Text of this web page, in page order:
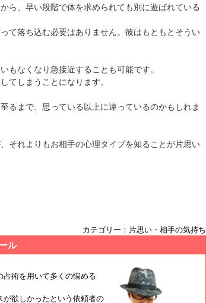
ら、早い段階で体を求められても別に遊ばれている
て落ち込む必要はありません。彼はもともとそうい
もなくなり急接近することも可能です。
てしまうことになります。
るまで、思っている以上に違っているのかもしれま
それよりもお相手の心理タイプを知ることが片思い
カテゴリー：片思い・相手の気持ち
ル
術を用いて多くの悩める
欲しかったという依頼者の